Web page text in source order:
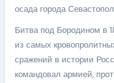
осада города
Битва под Бородином в
из самых
сражений в истории
командовал армией,